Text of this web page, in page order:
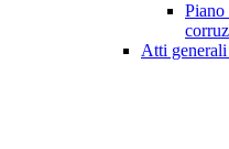
Piano
Atti generali